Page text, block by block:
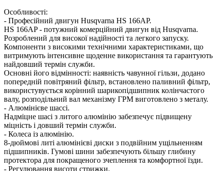
Особливості:
- Професійний двигун Husqvarna HS 166AP.
HS 166AP - потужний комерційний двигун від Husqvarna.
Розроблений для високої надійності та легкого запуску.
Компоненти з високими технічними характеристиками, що
витримують інтенсивне щоденне використання та гарантують
найдовший термін служби.
Основні його відмінності: наявність чавунної гільзи, додано
попередній повітряний фільтр, встановлено паливний фільтр,
використувується корінний шарикопідшипник колінчастого
валу, розподільний вал механізму ГРМ виготовлено з металу.
- Алюмінієве шассі.
Надміцне шасі з литого алюмінію забезпечує підвищену
міцність і довший термін служби.
- Колеса із алюмінію.
8-дюймові литі алюмінієві диски з подвійним ущільненням
підшипників. Гумові шини забезпечують більшу глибину
протектора для покращеного зчеплення та комфортної їзди.
- Регулювання висоти стрижки.